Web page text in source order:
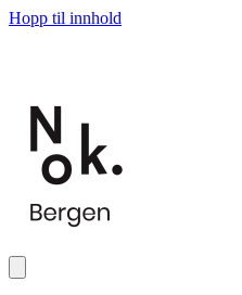
Hopp til innhold